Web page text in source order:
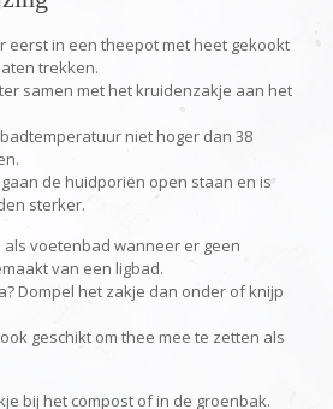
eerst in een theepot met heet gekookt
trekken.
samen met het kruidenzakje aan het
niet hoger dan 38
de huidporiën open staan en is
sterker.
als voetenbad wanneer er geen
van een ligbad.
Dompel het zakje dan onder of knijp
geschikt om thee mee te zetten als
bij het compost of in de groenbak.